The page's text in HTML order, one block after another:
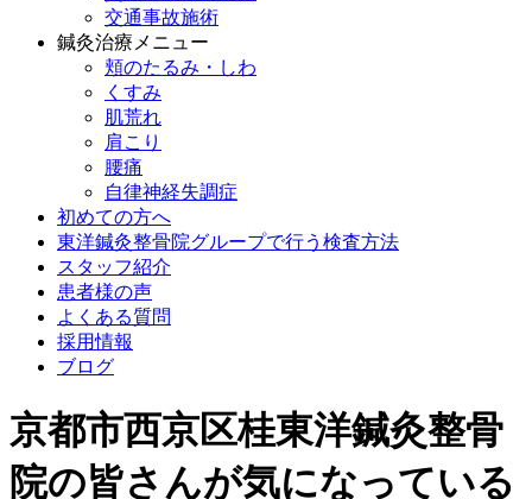
交通事故施術
鍼灸治療メニュー
頬のたるみ・しわ
くすみ
肌荒れ
肩こり
腰痛
自律神経失調症
初めての方へ
東洋鍼灸整骨院グループで行う検査方法
スタッフ紹介
患者様の声
よくある質問
採用情報
ブログ
京都市西京区桂東洋鍼灸整骨
院の皆さんが気になっている